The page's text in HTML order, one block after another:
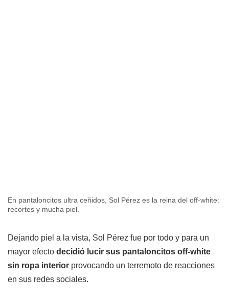
En pantaloncitos ultra ceñidos, Sol Pérez es la reina del off-white:
recortes y mucha piel.
Dejando piel a la vista, Sol Pérez fue por todo y para un
mayor efecto decidió lucir sus pantaloncitos off-white
sin ropa interior provocando un terremoto de reacciones
en sus redes sociales.